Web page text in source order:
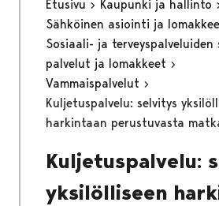
Etusivu Kaupunki ja hallinto
Sähköinen asiointi ja
Sosiaali- ja terveyspalveluiden
palvelut ja lomakkeet
Vammaispalvelut
Kuljetuspalvelu: selvitys
harkintaan perustuvasta
Kuljetuspalvelu:
yksilölliseen